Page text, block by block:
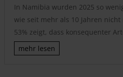
In Namibia wurden 2025 so
wie seit mehr als 10 Jahren
53% zeigt, dass konsequenter
mehr lesen